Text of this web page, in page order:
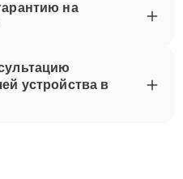
на
устройства в